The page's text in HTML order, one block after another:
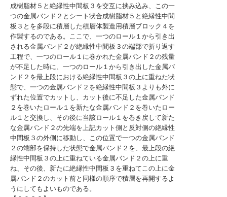
成樹脂材５と絶縁性中間板３を交互に挟み込み、この一
つの金属バンド２とシート状合成樹脂材５と絶縁性中間
板３とを多段に積層した積層体製造用積層ブロック４を
作製するのである。ここで、一つのロール１から引き出
される金属バンド２が絶縁性中間板３の端部で折り返す
工程で、一つのロール１に巻かれた金属バンド２の残量
が不足した時に、一つのロール１から引き出した金属バ
ンド２を最上段における絶縁性中間板３の上に重ねた状
態で、一つの金属バンド２を絶縁性中間板３よりも外に
ずれた位置でカットし、カット後に不足した金属バンド
２を巻いたロール１を新たな金属バンド２を巻いたロー
ル１と交換し、その後に当該ロール１を巻き戻して新た
な金属バンド２の先端を上記カット側と反対側の絶縁性
中間板３の外側に移動し、この位置で一つの金属バンド
２の端部を保持した状態で金属バンド２を、最上段の絶
縁性中間板３の上に重ねている金属バンド２の上に重
ね、その後、新たに絶縁性中間板３を重ねてこの上に金
属バンド２のカット前と同様の順序で積層を再開するよ
うにしてもよいものである。